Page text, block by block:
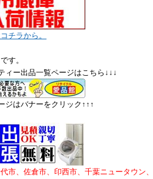
チラから。
す。
ィー出品一覧ページはこちら↓↓↓
ジはバナーをクリック↑↑↑
市、佐倉市、印西市、千葉ニュータウン